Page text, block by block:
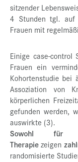
sitzender
4 Stunden tgl. auf
Frauen mit
Einige case-
Frauen ein
Kohortenstudie bei
Assoziation von
körperlichen
gefunden werden,
auswirkte (3).
Sowohl für
Therapiezeigen
randomisierte